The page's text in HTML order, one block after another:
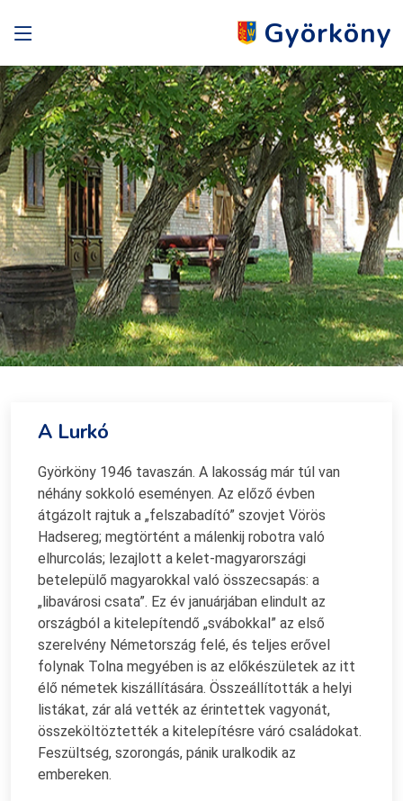
Györköny
A Lurkó
Györköny 1946 tavaszán. A lakosság már túl van
néhány sokkoló eseményen. Az előző évben
átgázolt rajtuk a „felszabadító” szovjet Vörös
Hadsereg; megtörtént a málenkij robotra való
elhurcolás; lezajlott a kelet-magyarországi
betelepülő magyarokkal való összecsapás: a
„libavárosi csata”. Ez év januárjában elindult az
országból a kitelepítendő „svábokkal” az első
szerelvény Németország felé, és teljes erővel
folynak Tolna megyében is az előkészületek az itt
élő németek kiszállítására. Összeállították a helyi
listákat, zár alá vették az érintettek vagyonát,
összeköltöztették a kitelepítésre váró családokat.
Feszültség, szorongás, pánik uralkodik az
embereken.